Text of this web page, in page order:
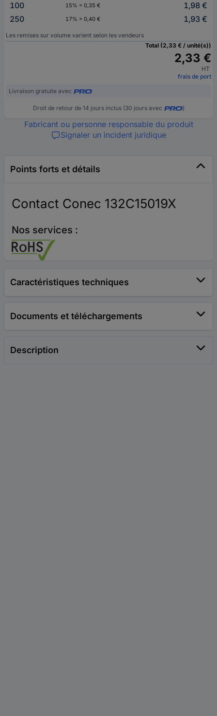
100
15% = 0,35 €
1,98 €
250
17% = 0,40 € 1,93 €
Les remises sur volume varient selon les vendeurs
Total (2,33 € / unité(s))
2,33 €
HT
frais de port
Livraison gratuite avec
Droit de retour de 14 jours inclus (30 jours avec )
Fabricant ou personne responsable du produit
Signaler un incident juridique
Points forts et détails
Contact Conec 132C15019X
Nos services :
Caractéristiques techniques
Documents et téléchargements
Description